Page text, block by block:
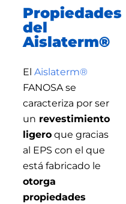
Propiedades
del
Aislaterm®
El Aislaterm®
FANOSA se
caracteriza por ser
un revestimiento
ligeroque gracias
al EPS con el que
está fabricado le
otorga
propiedades